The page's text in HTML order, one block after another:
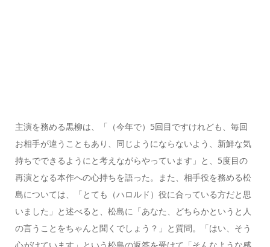
主演を務める黒柳は、「（今年で）5回目ですけれども、毎回
お相手が違うこともあり、同じようにならないよう、新鮮な気
持ちでできるようにと考えながらやっています」と、5度目の
再演となる本作への心持ちを語った。また、相手役を務める松
島については、「とても（ハロルド）役に合っている方だと思
いました」と述べると、松島に「あなた、どちらかというと人
の言うことをちゃんと聞くでしょう？」と質問。「はい、そう